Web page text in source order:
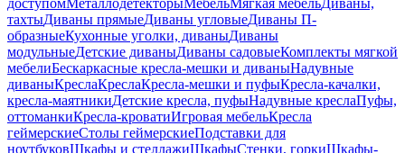
доступомМеталлодетекторыМебельМягкая мебельДиваны,
тахтыДиваны прямыеДиваны угловыеДиваны П-
образныеКухонные уголки, диваныДиваны
модульныеДетские диваныДиваны садовыеКомплекты мягкой
мебелиБескаркасные кресла-мешки и диваныНадувные
диваныКреслаКреслаКресла-мешки и пуфыКресла-качалки,
кресла-маятникиДетские кресла, пуфыНадувные креслаПуфы,
оттоманкиКресла-кроватиИгровая мебельКресла
геймерскиеСтолы геймерскиеПодставки для
ноутбуковШкафы и стеллажиШкафыСтенки, горкиШкафы-